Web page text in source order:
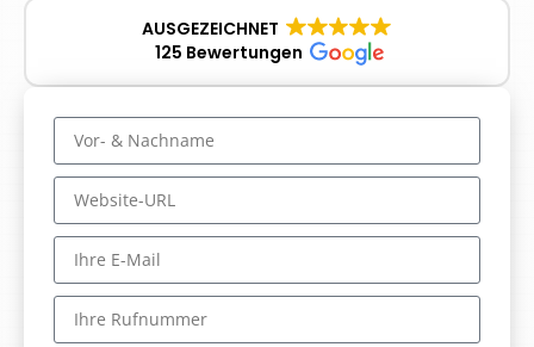
AUSGEZEICHNET
125 Bewertungen